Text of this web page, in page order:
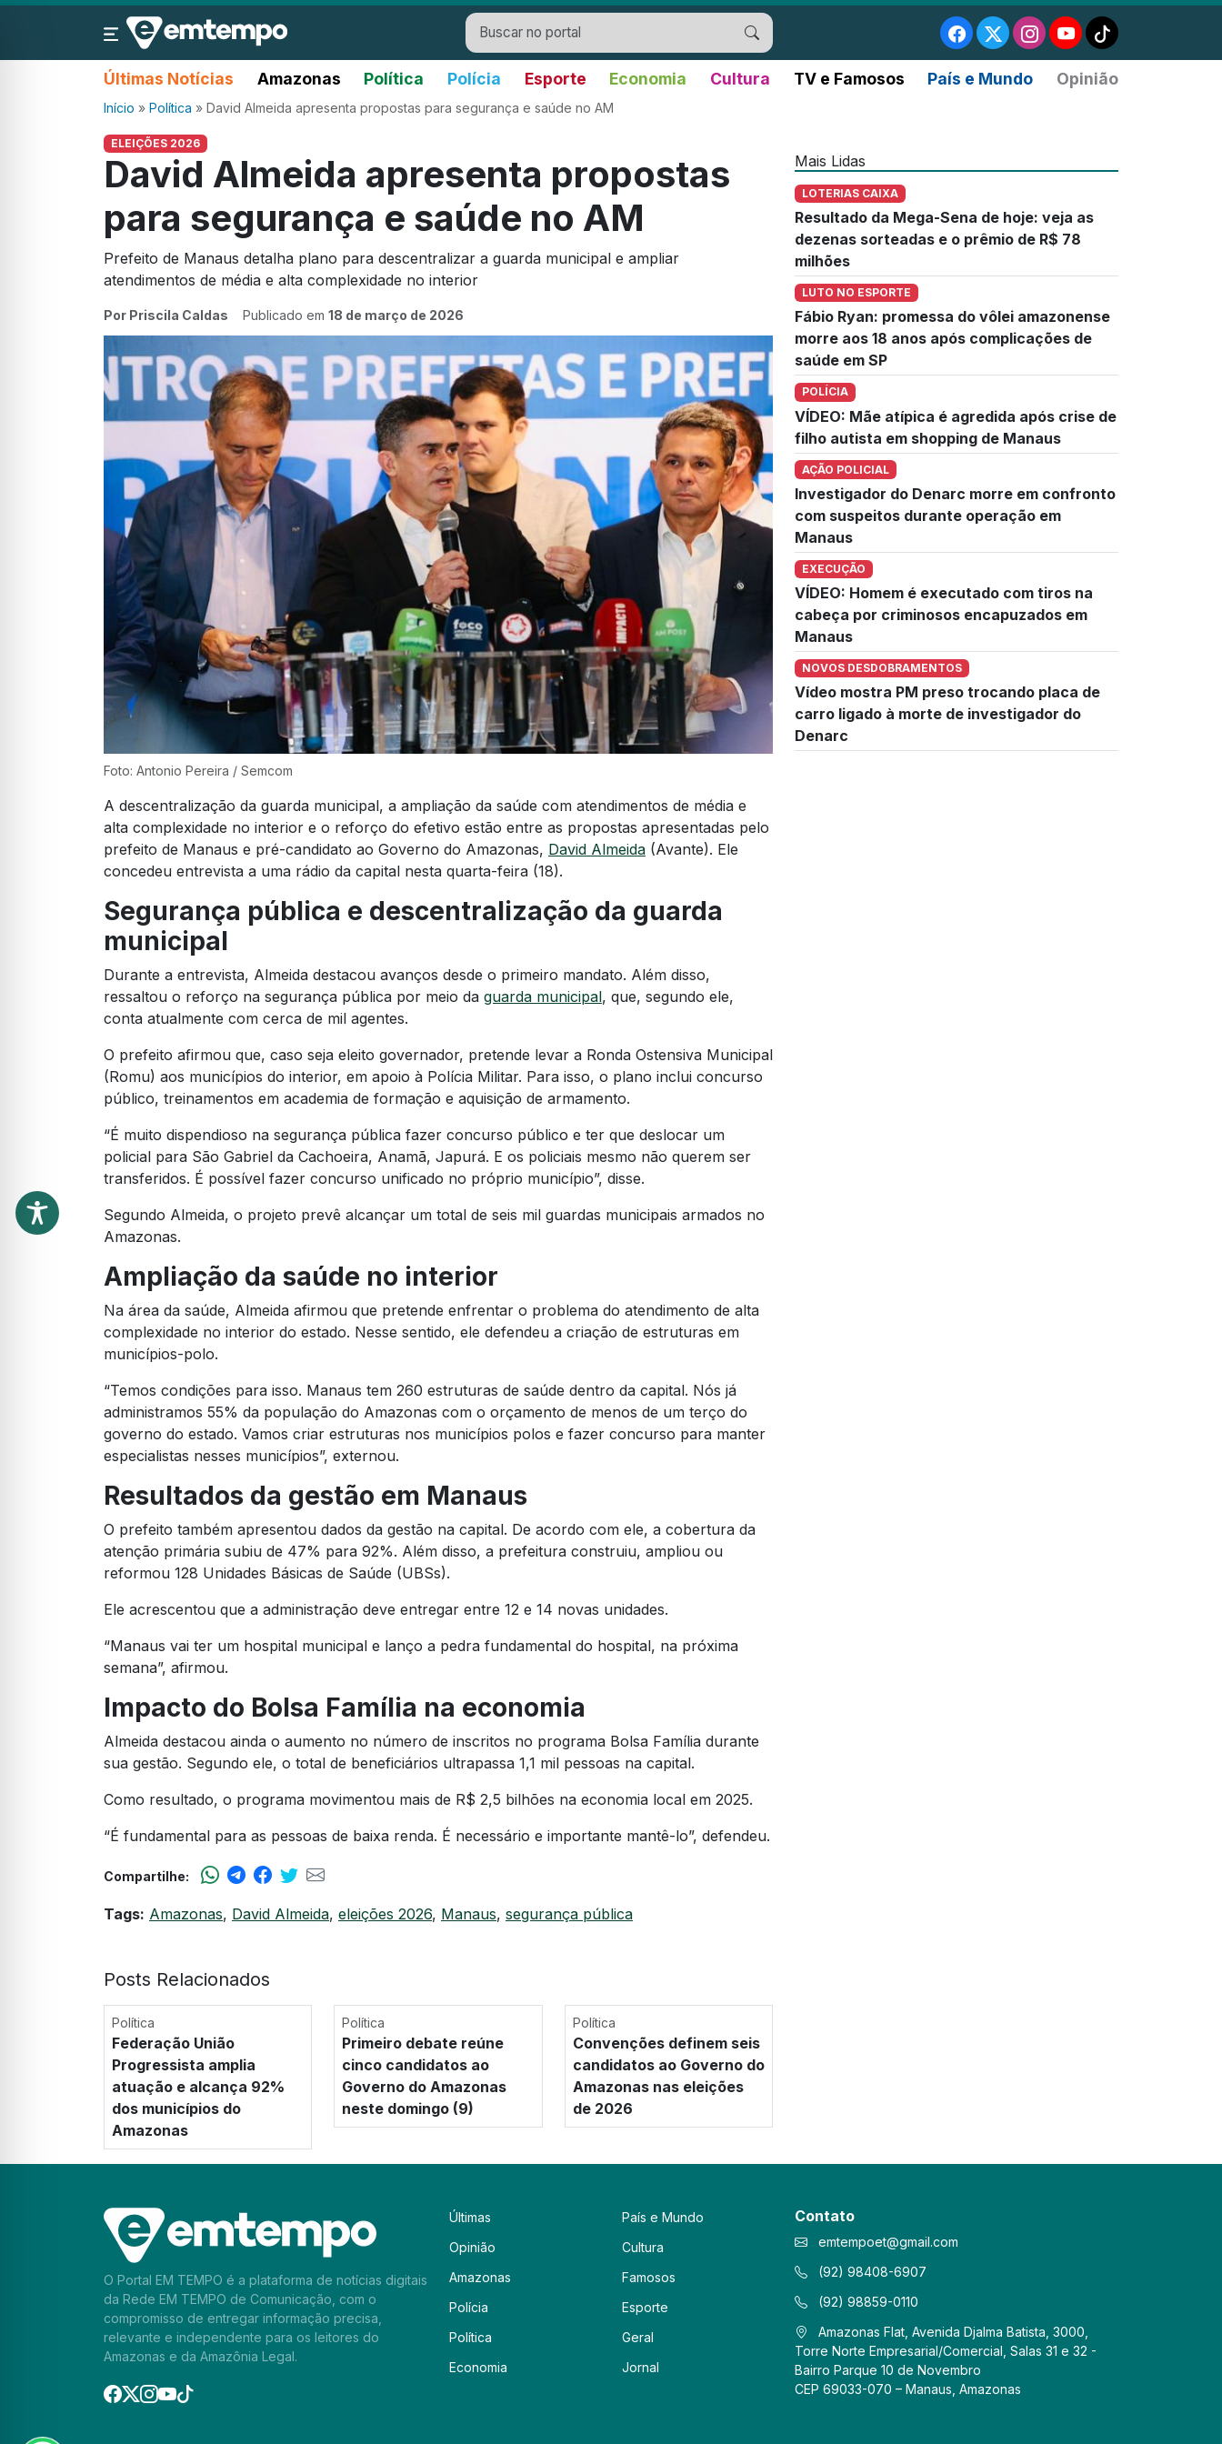
Últimas Notícias Amazonas Política Polícia Esporte Economia Cultura TV e Famosos País e Mundo Opinião
Início » Política » David Almeida apresenta propostas para segurança e saúde no AM
ELEIÇÕES 2026
David Almeida apresenta propostas
para segurança e saúde no AM
Prefeito de Manaus detalha plano para descentralizar a guarda municipal e ampliar
atendimentos de média e alta complexidade no interior
Por Priscila Caldas Publicado em 18 de março de 2026
Foto: Antonio Pereira / Semcom
A descentralização da guarda municipal, a ampliação da saúde com atendimentos de média e
alta complexidade no interior e o reforço do efetivo estão entre as propostas apresentadas pelo
prefeito de Manaus e pré-candidato ao Governo do Amazonas, David Almeida (Avante). Ele
concedeu entrevista a uma rádio da capital nesta quarta-feira (18).
Segurança pública e descentralização da guarda
municipal
Durante a entrevista, Almeida destacou avanços desde o primeiro mandato. Além disso,
ressaltou o reforço na segurança pública por meio da guarda municipal, que, segundo ele,
conta atualmente com cerca de mil agentes.
O prefeito afirmou que, caso seja eleito governador, pretende levar a Ronda Ostensiva Municipal
(Romu) aos municípios do interior, em apoio à Polícia Militar. Para isso, o plano inclui concurso
público, treinamentos em academia de formação e aquisição de armamento.
“É muito dispendioso na segurança pública fazer concurso público e ter que deslocar um
policial para São Gabriel da Cachoeira, Anamã, Japurá. E os policiais mesmo não querem ser
transferidos. É possível fazer concurso unificado no próprio município”, disse.
Segundo Almeida, o projeto prevê alcançar um total de seis mil guardas municipais armados no
Amazonas.
Ampliação da saúde no interior
Na área da saúde, Almeida afirmou que pretende enfrentar o problema do atendimento de alta
complexidade no interior do estado. Nesse sentido, ele defendeu a criação de estruturas em
municípios-polo.
“Temos condições para isso. Manaus tem 260 estruturas de saúde dentro da capital. Nós já
administramos 55% da população do Amazonas com o orçamento de menos de um terço do
governo do estado. Vamos criar estruturas nos municípios polos e fazer concurso para manter
especialistas nesses municípios”, externou.
Resultados da gestão em Manaus
O prefeito também apresentou dados da gestão na capital. De acordo com ele, a cobertura da
atenção primária subiu de 47% para 92%. Além disso, a prefeitura construiu, ampliou ou
reformou 128 Unidades Básicas de Saúde (UBSs).
Ele acrescentou que a administração deve entregar entre 12 e 14 novas unidades.
“Manaus vai ter um hospital municipal e lanço a pedra fundamental do hospital, na próxima
semana”, afirmou.
Impacto do Bolsa Família na economia
Almeida destacou ainda o aumento no número de inscritos no programa Bolsa Família durante
sua gestão. Segundo ele, o total de beneficiários ultrapassa 1,1 mil pessoas na capital.
Como resultado, o programa movimentou mais de R$ 2,5 bilhões na economia local em 2025.
“É fundamental para as pessoas de baixa renda. É necessário e importante mantê-lo”, defendeu.
Compartilhe:
Tags: Amazonas, David Almeida, eleições 2026, Manaus, segurança pública
Posts Relacionados
Política
Federação União
Progressista amplia
atuação e alcança 92%
dos municípios do
Amazonas
Política
Primeiro debate reúne
cinco candidatos ao
Governo do Amazonas
neste domingo (9)
Política
Convenções definem seis
candidatos ao Governo do
Amazonas nas eleições
de 2026
Mais Lidas
LOTERIAS CAIXA
Resultado da Mega-Sena de hoje: veja as
dezenas sorteadas e o prêmio de R$ 78
milhões
LUTO NO ESPORTE
Fábio Ryan: promessa do vôlei amazonense
morre aos 18 anos após complicações de
saúde em SP
POLÍCIA
VÍDEO: Mãe atípica é agredida após crise de
filho autista em shopping de Manaus
AÇÃO POLICIAL
Investigador do Denarc morre em confronto
com suspeitos durante operação em
Manaus
EXECUÇÃO
VÍDEO: Homem é executado com tiros na
cabeça por criminosos encapuzados em
Manaus
NOVOS DESDOBRAMENTOS
Vídeo mostra PM preso trocando placa de
carro ligado à morte de investigador do
Denarc
O Portal EM TEMPO é a plataforma de notícias digitais
da Rede EM TEMPO de Comunicação, com o
compromisso de entregar informação precisa,
relevante e independente para os leitores do
Amazonas e da Amazônia Legal.
Últimas
Opinião
Amazonas
Polícia
Política
Economia
País e Mundo
Cultura
Famosos
Esporte
Geral
Jornal
Contato
emtempoet@gmail.com
(92) 98408-6907
(92) 98859-0110
Amazonas Flat, Avenida Djalma Batista, 3000,
Torre Norte Empresarial/Comercial, Salas 31 e 32 -
Bairro Parque 10 de Novembro
CEP 69033-070 – Manaus, Amazonas